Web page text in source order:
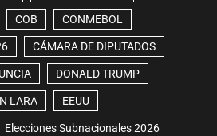
COB CONMEBOL
CÁMARA DE DIPUTADOS
DONALD TRUMP
LARA EEUU
Elecciones Subnacionales 2026